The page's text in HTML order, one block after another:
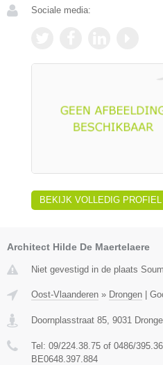
Sociale media:
BEKIJK VOLLEDIG PROFIEL
Architect Hilde De Maertelaere
Niet gevestigd in de plaats
Oost-Vlaanderen » Drongen
Doornplasstraat 85 9031
Tel: 09/224.38.75 of 0486/
BE0648.397.884